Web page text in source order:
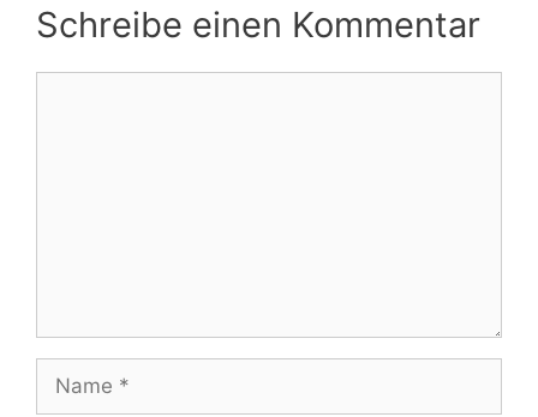
Schreibe einen Kommentar
Name